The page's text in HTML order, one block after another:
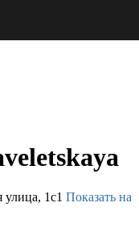
1с1 Показать на